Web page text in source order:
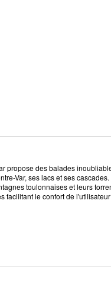
propose des balades
Var, ses lacs et ses
toulonnaises et leurs
le confort de